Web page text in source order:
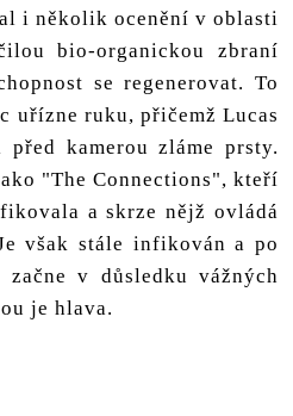
i několik ocenění v oblasti
bio-organickou zbraní
se regenerovat. To
uřízne ruku, přičemž Lucas
kamerou zláme prsty.
"The Connections", kteří
a skrze nějž ovládá
však stále infikován a po
v důsledku vážných
je hlava.